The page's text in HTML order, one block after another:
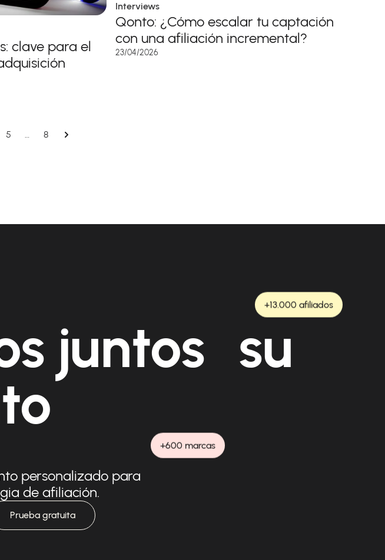
clave para el
Interviews
Qonto: ¿Cómo escalar tu captación
con una afiliación incremental?
23/04/2026
5 8
juntos su
+600 marcas
+13.000 afiliados
personalizado para
de afiliación.
Prueba gratuita